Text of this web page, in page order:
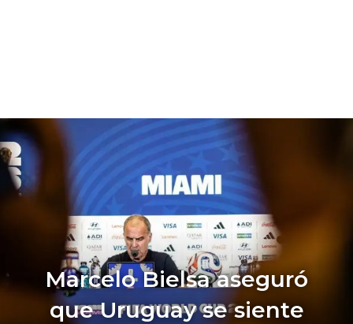
Marcelo Bielsa aseguró
que Uruguay se siente